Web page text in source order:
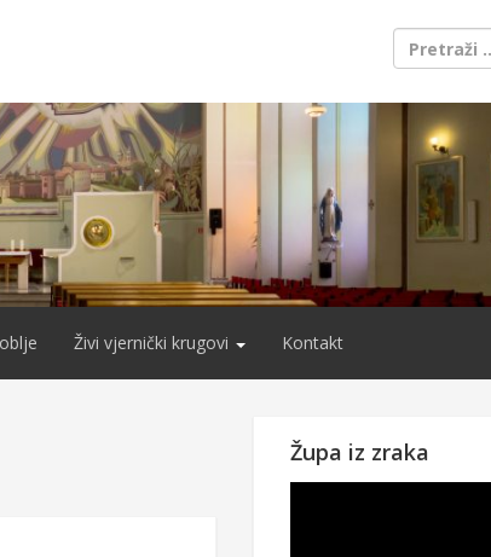
Živi vjernički krugovi Kontakt
Župa iz zraka